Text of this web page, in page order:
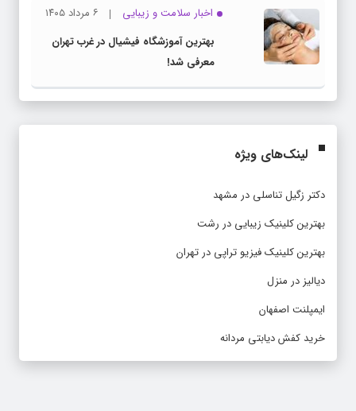
اخبار سلامت و زیبایی
۶ مرداد ۱۴۰۵
بهترین آموزشگاه فیشیال در غرب تهران
معرفی شد!
لینک‌های ویژه
دکتر زگیل تناسلی در مشهد
بهترین کلینیک زیبایی در رشت
بهترین کلینیک فیزیو تراپی در تهران
دیالیز در منزل
ایمپلنت اصفهان
خرید کفش دیابتی مردانه